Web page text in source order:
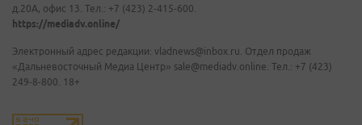
д.20А, офис 13. Тел.: +7 (423) 2-415-600.
https://mediadv.online/
Электронный адрес редакции: vladnews@inbox.ru. Отдел продаж
«Дальневосточный Медиа Центр» sale@mediadv.online. Тел.: +7 (423)
249-8-800. 18+